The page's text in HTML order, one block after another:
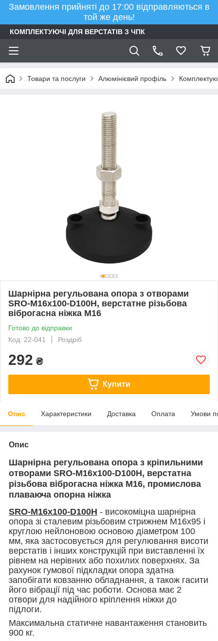
Замовлення прийняті до 17:00 відправляються в
той же день!
КОМПЛЕКТУЮЧІ ДЛЯ ВЕРСТАТІВ З ЧПК
Товари та послуги Алюмінієвий профіль
Шарнірна регульована опора з отворами
SRO-M16x100-D100H, верстатне різьбова
віброгасна ніжка М16
Готово до відправки
Код: 22-041
Роздріб
292 ₴
Купити
Опис Характеристики Доставка Оплата Умови
Опис
Шарнірна регульована опора з кріпильними
отворами SRO-M16x100-D100H, верстатна
різьбова віброгасна ніжка М16, промислова
плаваюча опорна ніжка
SRO-M16x100-D100H - високоміцна шарнірна
опора зі сталевим різьбовим стрижнем М16х95 і
круглою нейлоновою основою діаметром 100
мм, яка застосовується для регулювання висоти
верстатів і інших конструкцій при виставленні їх
рівнем на нерівних або похилих поверхнях. За
рахунок гумової підкладки опора здатна
запобігати ковзанню обладнання, а також гасити
його вібрації під час роботи. Основа має 2
отвори для надійного кріплення ніжки до
підлоги.
Максимальна статичне навантаження становить
900 кг.